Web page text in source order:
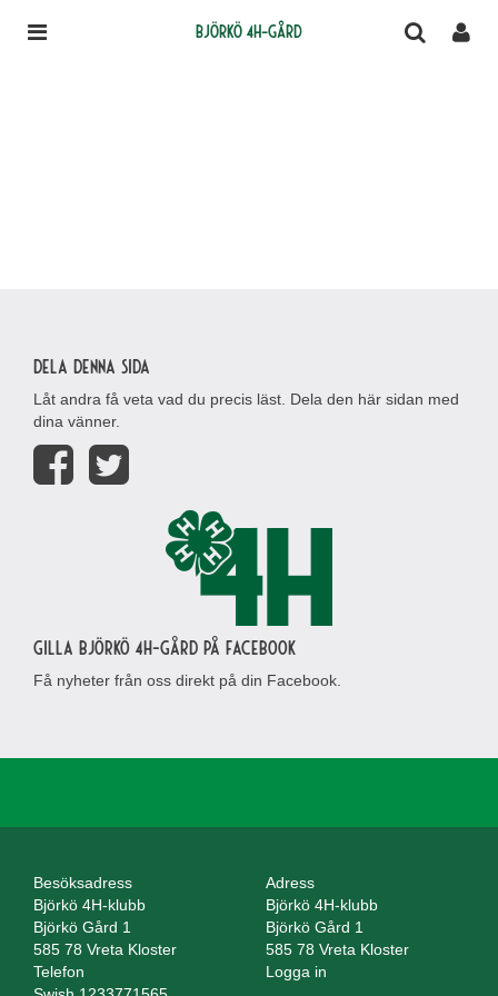
Björkö 4H-gård
Dela denna sida
Låt andra få veta vad du precis läst. Dela den här sidan med
dina vänner.
Gilla Björkö 4H-gård på Facebook
Få nyheter från oss direkt på din Facebook.
Besöksadress
Björkö 4H-klubb
Björkö Gård 1
585 78 Vreta Kloster
Adress
Björkö 4H-klubb
Björkö Gård 1
585 78 Vreta Kloster
Telefon
Logga in